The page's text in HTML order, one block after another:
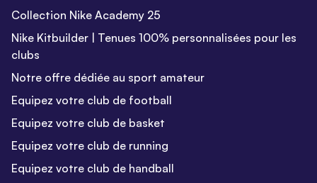
Collection Nike Academy 25
Nike Kitbuilder | Tenues 100% personnalisées pour les
clubs
Notre offre dédiée au sport amateur
Equipez votre club de football
Equipez votre club de basket
Equipez votre club de running
Equipez votre club de handball